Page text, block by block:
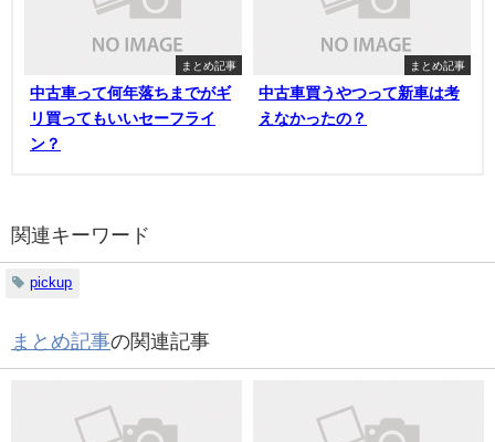
まとめ記事
中古車って何年落ちまでがギ
リ買ってもいいセーフライ
ン？
まとめ記事
中古車買うやつって新車は考
えなかったの？
関連キーワード
pickup
まとめ記事の関連記事